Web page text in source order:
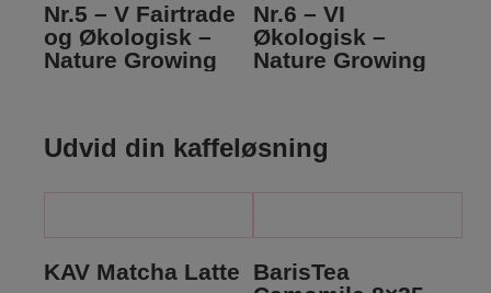
Nr.5 – V Fairtrade
og Økologisk –
Nature Growing
Nr.6 – VI
Økologisk –
Nature Growing
Udvid din kaffeløsning
KAV Matcha Latte
BarisTea